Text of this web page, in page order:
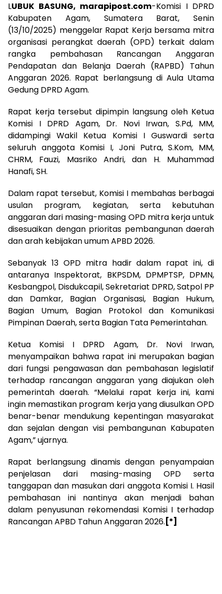
LUBUK BASUNG, marapipost.com-Komisi I DPRD
Kabupaten Agam, Sumatera Barat, Senin
(13/10/2025) menggelar Rapat Kerja bersama mitra
organisasi perangkat daerah (OPD) terkait dalam
rangka pembahasan Rancangan Anggaran
Pendapatan dan Belanja Daerah (RAPBD) Tahun
Anggaran 2026. Rapat berlangsung di Aula Utama
Gedung DPRD Agam.
Rapat kerja tersebut dipimpin langsung oleh Ketua
Komisi I DPRD Agam, Dr. Novi Irwan, S.Pd, MM,
didampingi Wakil Ketua Komisi I Guswardi serta
seluruh anggota Komisi I, Joni Putra, S.Kom, MM,
CHRM, Fauzi, Masriko Andri, dan H. Muhammad
Hanafi, SH.
Dalam rapat tersebut, Komisi I membahas berbagai
usulan program, kegiatan, serta kebutuhan
anggaran dari masing-masing OPD mitra kerja untuk
disesuaikan dengan prioritas pembangunan daerah
dan arah kebijakan umum APBD 2026.
Sebanyak 13 OPD mitra hadir dalam rapat ini, di
antaranya Inspektorat, BKPSDM, DPMPTSP, DPMN,
Kesbangpol, Disdukcapil, Sekretariat DPRD, Satpol PP
dan Damkar, Bagian Organisasi, Bagian Hukum,
Bagian Umum, Bagian Protokol dan Komunikasi
Pimpinan Daerah, serta Bagian Tata Pemerintahan.
Ketua Komisi I DPRD Agam, Dr. Novi Irwan,
menyampaikan bahwa rapat ini merupakan bagian
dari fungsi pengawasan dan pembahasan legislatif
terhadap rancangan anggaran yang diajukan oleh
pemerintah daerah. “Melalui rapat kerja ini, kami
ingin memastikan program kerja yang diusulkan OPD
benar-benar mendukung kepentingan masyarakat
dan sejalan dengan visi pembangunan Kabupaten
Agam,” ujarnya.
Rapat berlangsung dinamis dengan penyampaian
penjelasan dari masing-masing OPD serta
tanggapan dan masukan dari anggota Komisi I. Hasil
pembahasan ini nantinya akan menjadi bahan
dalam penyusunan rekomendasi Komisi I terhadap
Rancangan APBD Tahun Anggaran 2026. [*]